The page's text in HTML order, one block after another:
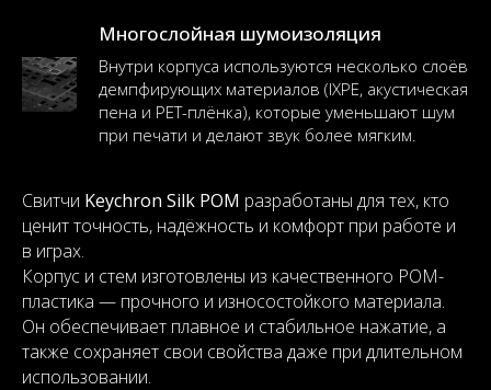
Многослойная шумоизоляция
Внутри корпуса используются несколько слоёв
демпфирующих материалов (IXPE, акустическая
пена и PET-плёнка), которые уменьшают шум
при печати и делают звук более мягким.
Свитчи Keychron Silk POM разработаны для тех, кто
ценит точность, надёжность и комфорт при работе и
в играх.
Корпус и стем изготовлены из качественного POM-
пластика — прочного и износостойкого материала.
Он обеспечивает плавное и стабильное нажатие, а
также сохраняет свои свойства даже при длительном
использовании.